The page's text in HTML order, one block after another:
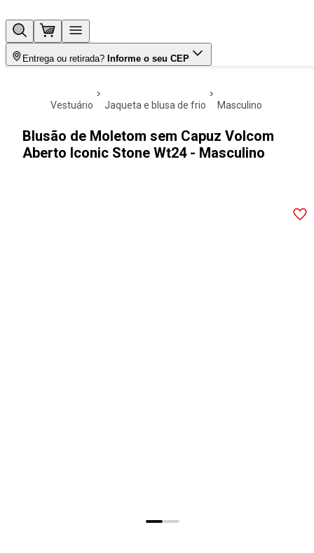
Entrega ou retirada? Informe o seu CEP
vestuário jaqueta e blusa de frio masculino
Blusão de Moletom sem Capuz Volcom
Aberto Iconic Stone Wt24 - Masculino